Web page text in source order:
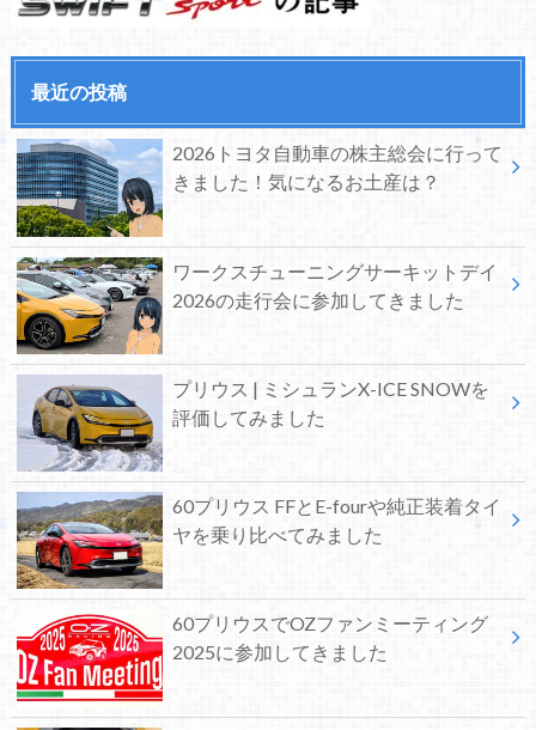
最近の投稿
2026トヨタ自動車の株主総会に行って
きました！気になるお土産は？
ワークスチューニングサーキットデイ
2026の走行会に参加してきました
プリウス | ミシュランX-ICE SNOWを
評価してみました
60プリウス FFとE-fourや純正装着タイ
ヤを乗り比べてみました
60プリウスでOZファンミーティング
2025に参加してきました